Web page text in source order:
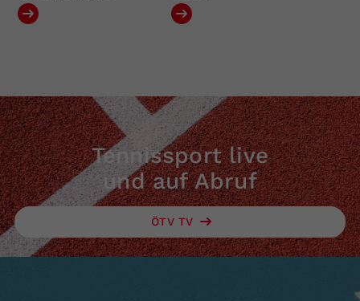
Tennissport live
und auf Abruf
ÖTV TV